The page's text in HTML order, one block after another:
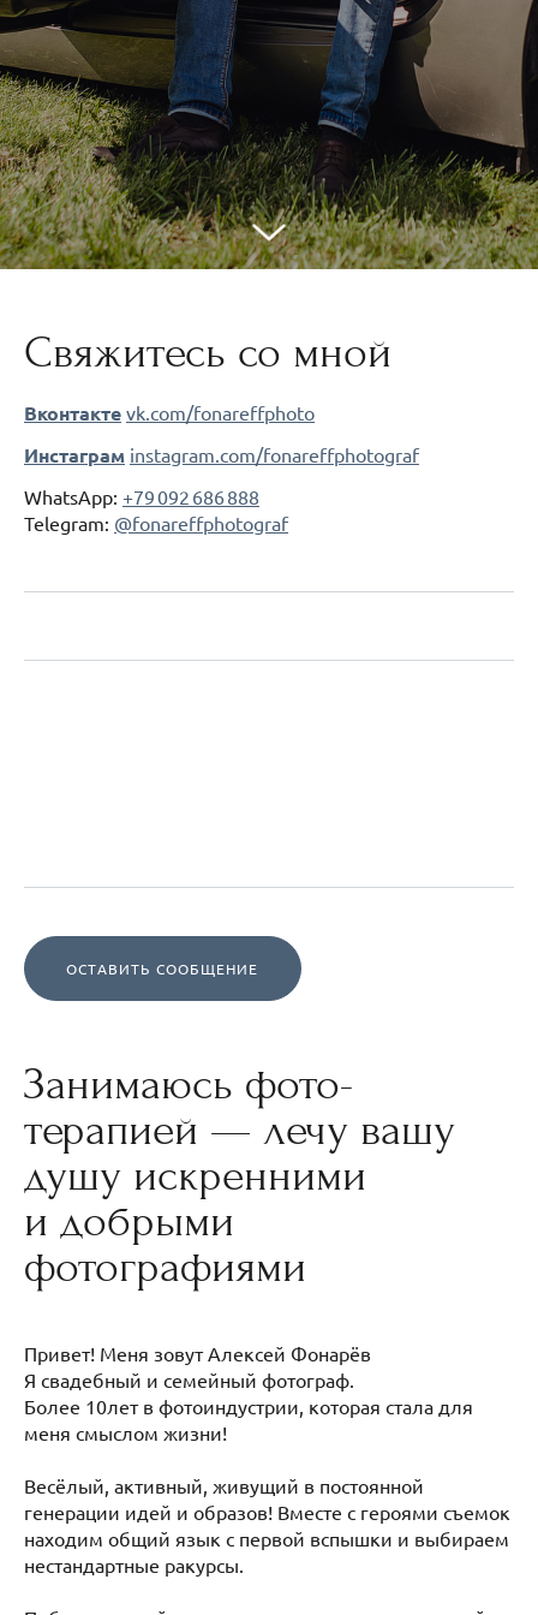
Свяжитесь со мной
Вконтакте vk.com/fonareffphoto
Инстаграм instagram.com/fonareffphotograf
WhatsApp: +79 092 686 888
Telegram: @fonareffphotograf
ОСТАВИТЬ СООБЩЕНИЕ
Занимаюсь фото-
терапией — лечу вашу
душу искренними
и добрыми
фотографиями
Привет! Меня зовут Алексей Фонарёв
Я свадебный и семейный фотограф.
Более 10лет в фотоиндустрии, которая стала для
меня смыслом жизни!
Весёлый, активный, живущий в постоянной
генерации идей и образов! Вместе с героями съемок
находим общий язык с первой вспышки и выбираем
нестандартные ракурсы.